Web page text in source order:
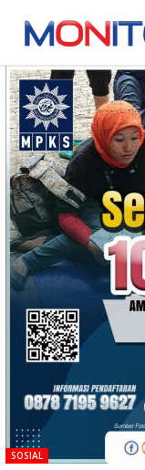
Tag: Kesos
SOSIAL